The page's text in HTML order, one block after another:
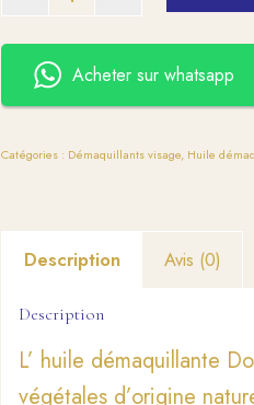
Acheter sur whatsapp
Catégories : Démaquillants visage, Huile
Description Avis (0)
Description
L’ huile démaquillante
végétales d’origine